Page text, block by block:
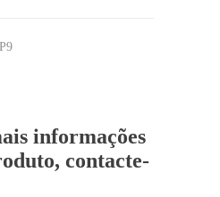
informações
contacte-